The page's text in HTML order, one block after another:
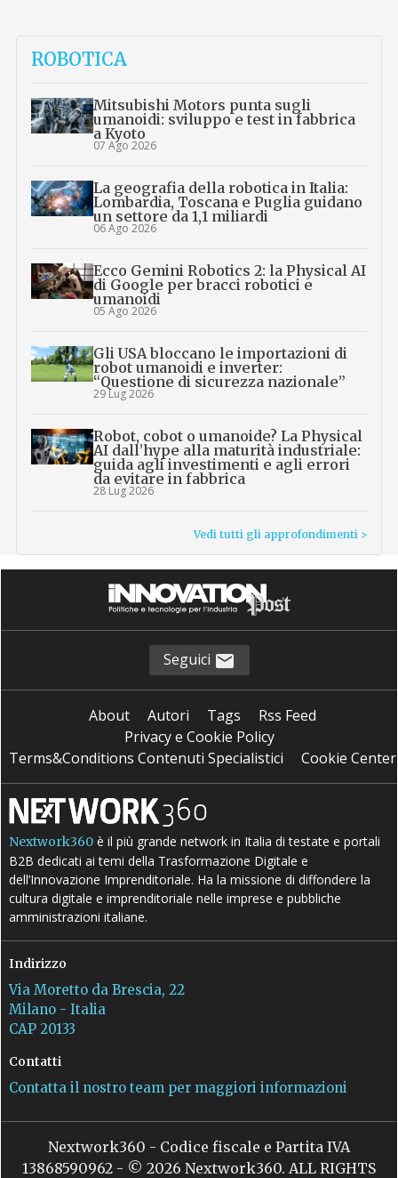
ROBOTICA
Mitsubishi Motors punta sugli
umanoidi: sviluppo e test in fabbrica
a Kyoto
07 Ago 2026
La geografia della robotica in Italia:
Lombardia, Toscana e Puglia guidano
un settore da 1,1 miliardi
06 Ago 2026
Ecco Gemini Robotics 2: la Physical AI
di Google per bracci robotici e
umanoidi
05 Ago 2026
Gli USA bloccano le importazioni di
robot umanoidi e inverter:
“Questione di sicurezza nazionale”
29 Lug 2026
Robot, cobot o umanoide? La Physical
AI dall’hype alla maturità industriale:
guida agli investimenti e agli errori
da evitare in fabbrica
28 Lug 2026
Vedi tutti gli approfondimenti >
Seguici
About Autori Tags
Rss Feed
Privacy e Cookie Policy
Terms&Conditions Contenuti Specialistici
Cookie Center
Nextwork360 è il più grande network in Italia di testate e portali
B2B dedicati ai temi della Trasformazione Digitale e
dell’Innovazione Imprenditoriale. Ha la missione di diffondere la
cultura digitale e imprenditoriale nelle imprese e pubbliche
amministrazioni italiane.
Indirizzo
Via Moretto da Brescia, 22
Milano - Italia
CAP 20133
Contatti
Contatta il nostro team per maggiori informazioni
Nextwork360 - Codice fiscale e Partita IVA
13868590962 - © 2026 Nextwork360. ALL RIGHTS